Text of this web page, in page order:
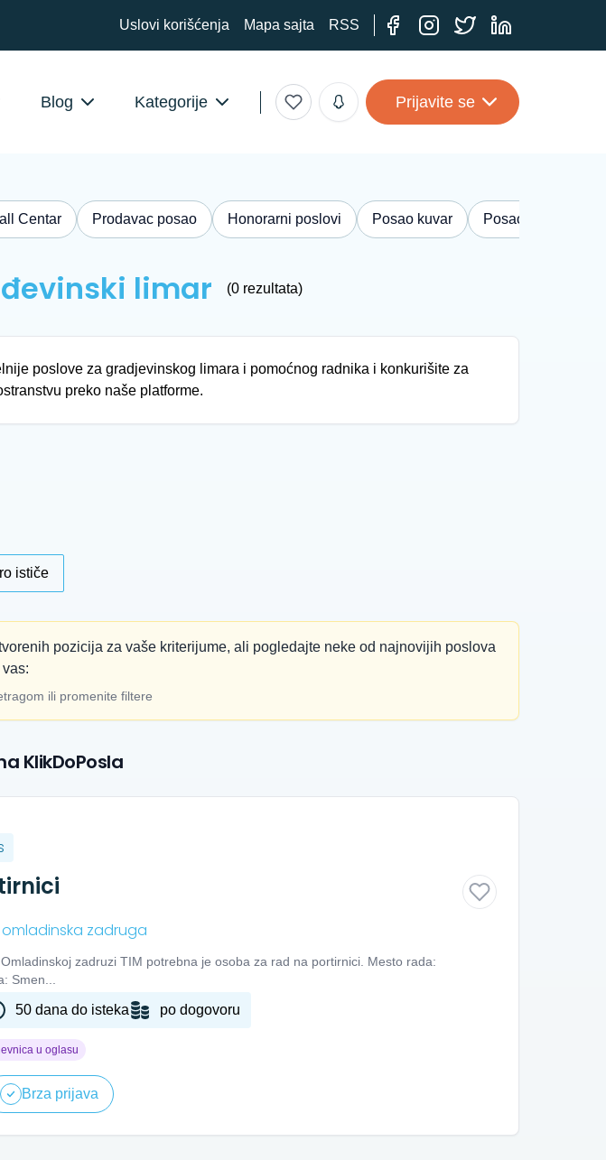
Uslovi korišćenja Mapa sajta RSS
Blog Kategorije Prijavite se
Centar Prodavac posao Honorarni poslovi Posao kuvar Posao knjigovođa
limar (0 rezultata)
poslove za gradjevinskog limara i pomoćnog radnika i konkurišite za
preko naše platforme.
ističe
pozicija za vaše kriterijume, ali pogledajte neke od najnovijih poslova
ili promenite filtere
KlikDoPosla
omladinska zadruga
zadruzi TIM potrebna je osoba za rad na portirnici. Mesto rada:
Smen...
50 dana do isteka po dogovoru
u oglasu
Brza prijava